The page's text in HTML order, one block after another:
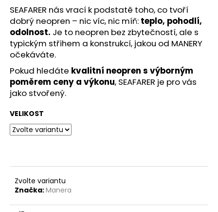
SEAFARER nás vrací k podstatě toho, co tvoří
dobrý neopren – nic víc, nic míň: teplo, pohodlí,
odolnost. Je to neopren bez zbytečností, ale s
typickým střihem a konstrukcí, jakou od MANERY
očekáváte.
Pokud hledáte kvalitní neopren s výborným
poměrem ceny a výkonu, SEAFARER je pro vás
jako stvořený.
VELIKOST
Zvolte variantu
Značka:Manera